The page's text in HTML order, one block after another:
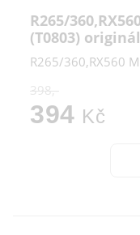
R265/
(T0803)
R265/360,RX560
398,-
394 Kč